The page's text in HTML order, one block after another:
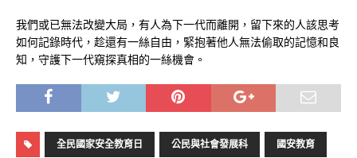
我們或已無法改變大局，有人為下一代而離開，留下來的人該思考
如何記錄時代，趁還有一絲自由，緊抱著他人無法偷取的記憶和良
知，守護下一代窺探真相的一絲機會。
全民國家安全教育日 公民與社會發展科 國安教育